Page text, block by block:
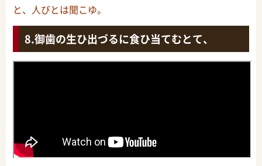
と、人びとは聞こゆ。
御歯の生ひ出づるに食ひ当てむとて、